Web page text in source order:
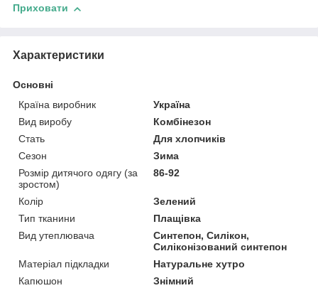
Приховати
Характеристики
Основні
Країна виробник
Україна
Вид виробу
Комбінезон
Стать
Для хлопчиків
Сезон
Зима
Розмір дитячого одягу (за
зростом)
86-92
Колір
Зелений
Тип тканини
Плащівка
Вид утеплювача
Синтепон, Силікон,
Силіконізований синтепон
Матеріал підкладки
Натуральне хутро
Капюшон
Знімний